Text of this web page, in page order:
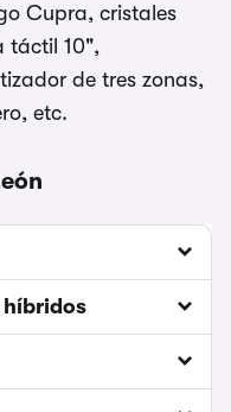
Cupra, cristales
táctil 10",
de tres zonas,
etc.
híbridos